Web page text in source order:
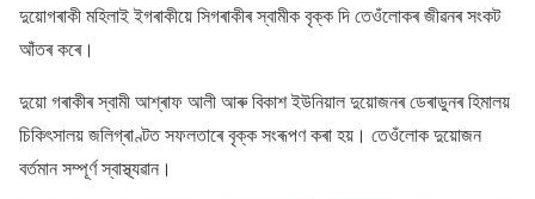
দুয়োগৰাকী মহিলাই ইগৰাকীয়ে সিগৰাকীৰ স্বামীক বৃক্ক দি তেওঁলোকৰ জীৱনৰ সংকট
আঁতৰ কৰে।
দুয়ো গৰাকীৰ স্বামী আশ্ৰাফ আলী আৰু বিকাশ ইউনিয়াল দুয়োজনৰ ডেৰাডুনৰ হিমালয়
চিকিৎসালয় জলিগ্ৰাণ্টত সফলতাৰে বৃক্ক সংৰূপণ কৰা হয়। তেওঁলোক দুয়োজন
বৰ্তমান সম্পূৰ্ণ স্বাস্থ্যৱান।